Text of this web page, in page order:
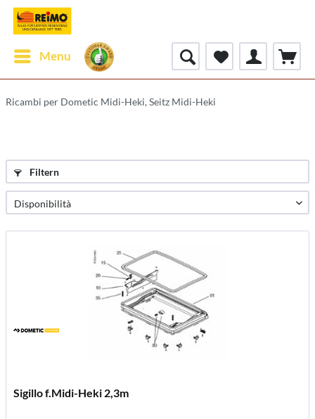
Menu
Ricambi per Dometic Midi-Heki, Seitz Midi-Heki
Filtern
Sigillo f.Midi-Heki 2,3m